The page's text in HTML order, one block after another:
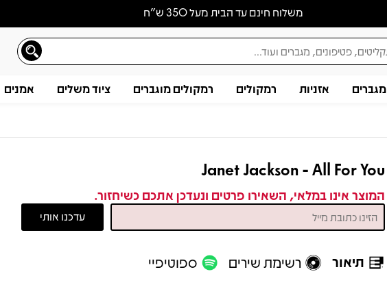
משלוח חינם עד הבית מעל 350 ש״ח
מגברים אזניות רמקולים רמקולים מוגברים ציוד משלים אמנים
Janet Jackson - All For You
המוצר אינו במלאי, השאירו פרטים ונעדכן אתכם כשיחזור.
תיאור רשימת שירים ספוטיפיי